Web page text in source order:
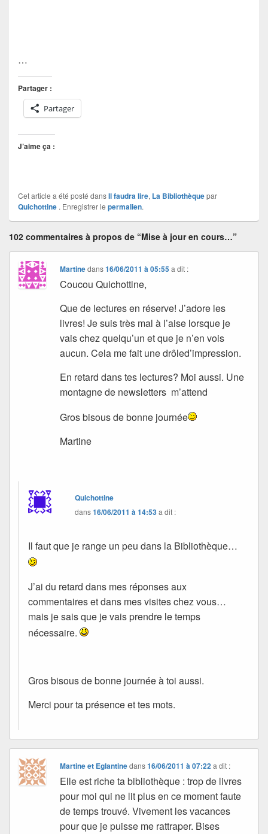
…
Partager :
Partager
J’aime ça :
Cet article a été posté dansIl faudra lire, La Bibliothèquepar
Quichottine . Enregistrer le permalien.
102 commentaires à propos de “Mise à jour en cours…”
Martinedans16/06/2011 à 05:55 a dit :
Coucou Quichottine,
Que de lectures en réserve! J’adore les
livres! Je suis très mal à l’aise lorsque je
vais chez quelqu’un et que je n’en vois
aucun. Cela me fait une drôled’impression.
En retard dans tes lectures? Moi aussi. Une
montagne de newsletters m’attend
Gros bisous de bonne journée
Martine
Quichottine
dans16/06/2011 à 14:53a dit :
Il faut que je range un peu dans la Bibliothèque…
J’ai du retard dans mes réponses aux
commentaires et dans mes visites chez vous…
mais je sais que je vais prendre le temps
nécessaire.
Gros bisous de bonne journée à toi aussi.
Merci pour ta présence et tes mots.
Martine et Eglantinedans16/06/2011 à 07:22 a dit :
Elle est riche ta bibliothèque : trop de livres
pour moi qui ne lit plus en ce moment faute
de temps trouvé. Vivement les vacances
pour que je puisse me rattraper. Bises